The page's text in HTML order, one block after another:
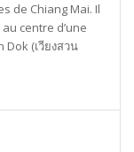
de Chiang Mai. Il
centre d’une
(เวียงสวน